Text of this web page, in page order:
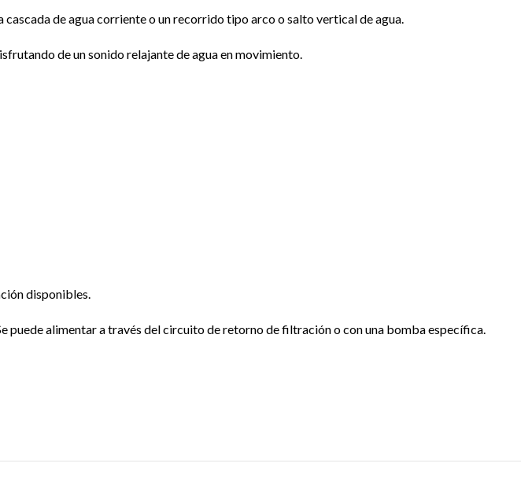
de agua corriente o un recorrido tipo arco o salto vertical de agua.
de un sonido relajante de agua en movimiento.
disponibles.
puede alimentar a través del circuito de retorno de filtración o con una bomba específica.